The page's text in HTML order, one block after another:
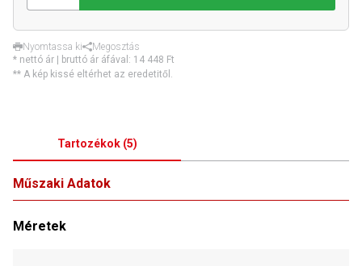
Nyomtassa ki
Megosztás
* nettó ár | bruttó ár áfával: 14 448 Ft
** A kép kissé eltérhet az eredetitől.
Tartozékok(5)
Műszaki Adatok
Méretek